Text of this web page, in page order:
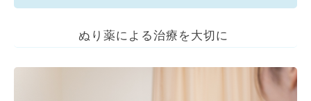
ぬり薬による治療を大切に